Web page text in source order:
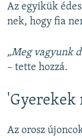
Az egyikük
nek, hogy fia
„Meg vagyunk
– tette hozzá.
'Gyerekek
Az orosz